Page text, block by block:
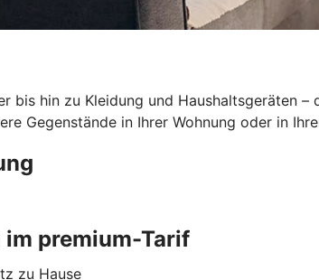
bis hin zu Kleidung und Haushaltsgeräten
Gegenstände in Ihrer Wohnung oder in
im premium-Tarif
zu Hause